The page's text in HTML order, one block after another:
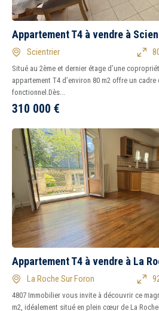
5 km 10 km 15 km
Appartement T4 à vendre à
Scientrier
Situé au 2ème et dernier étage d’une
appartement T4 d’environ 80 m2 offre un
fonctionnel.Dès...
310 000 €
Appartement T4 à vendre à La
La Roche Sur Foron
4807 Immobilier vous invite à découvrir ce
m2, idéalement situé en plein cœur de La